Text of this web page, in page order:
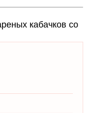
кабачков со